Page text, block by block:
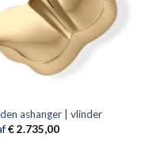
ashanger | vlinder
€2.735,00